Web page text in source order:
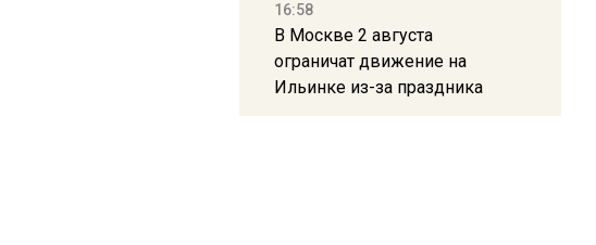
16:58
В Москве 2 августа
ограничат движение на
Ильинке из-за праздника